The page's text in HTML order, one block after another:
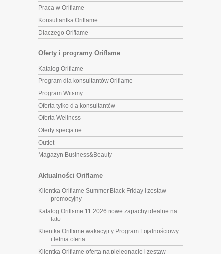
Praca w Oriflame
Konsultantka Oriflame
Dlaczego Oriflame
Oferty i programy Oriflame
Katalog Oriflame
Program dla konsultantów Oriflame
Program Witamy
Oferta tylko dla konsultantów
Oferta Wellness
Oferty specjalne
Outlet
Magazyn Business&Beauty
Aktualności Oriflame
Klientka Oriflame Summer Black Friday i zestaw
promocyjny
Katalog Oriflame 11 2026 nowe zapachy idealne na
lato
Klientka Oriflame wakacyjny Program Lojalnościowy
i letnia oferta
Klientka Oriflame oferta na pielęgnację i zestaw